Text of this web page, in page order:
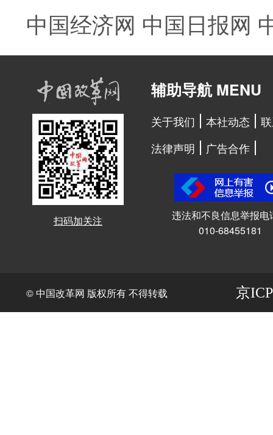
中国经济网 中国日报网
扫码加关注
辅助导航 MENU
关于我们 本社动态
法律声明
广告合作
违法和不良信息举报电
010-68455181
© 中国改革网 版权所有 不得转载 京